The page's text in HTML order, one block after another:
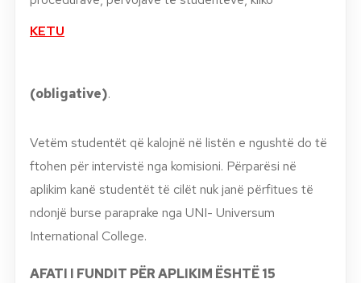
KETU
(obligative).
Vetëm studentët që kalojnë në listën e ngushtë do të
ftohen për intervistë nga komisioni. Përparësi në
aplikim kanë studentët të cilët nuk janë përfitues të
ndonjë burse paraprake nga UNI- Universum
International College.
AFATI I FUNDIT PËR APLIKIM ËSHTË 15